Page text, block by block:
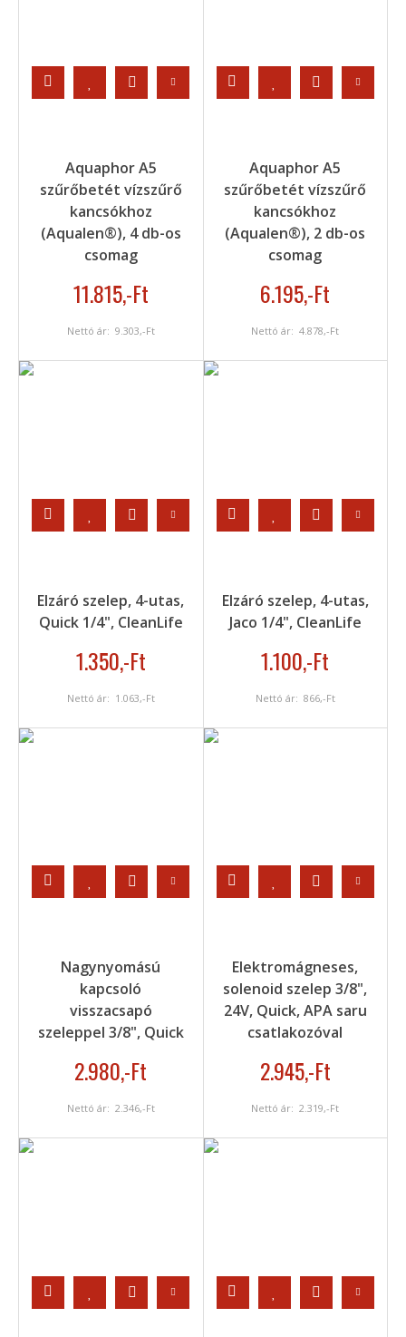
Aquaphor A5
szűrőbetét vízszűrő
kancsókhoz
(Aqualen®), 4 db-os
csomag
11.815,-Ft
Nettó ár: 9.303,-Ft
Aquaphor A5
szűrőbetét vízszűrő
kancsókhoz
(Aqualen®), 2 db-os
csomag
6.195,-Ft
Nettó ár:4.878,-Ft
Elzáró szelep, 4-utas,
Quick 1/4", CleanLife
1.350,-Ft
Nettó ár: 1.063,-Ft
Elzáró szelep, 4-utas,
Jaco 1/4", CleanLife
1.100,-Ft
Nettó ár: 866,-Ft
Nagynyomású
kapcsoló
visszacsapó
szeleppel 3/8", Quick
2.980,-Ft
Nettó ár: 2.346,-Ft
Elektromágneses,
solenoid szelep 3/8",
24V, Quick, APA saru
csatlakozóval
2.945,-Ft
Nettó ár:2.319,-Ft